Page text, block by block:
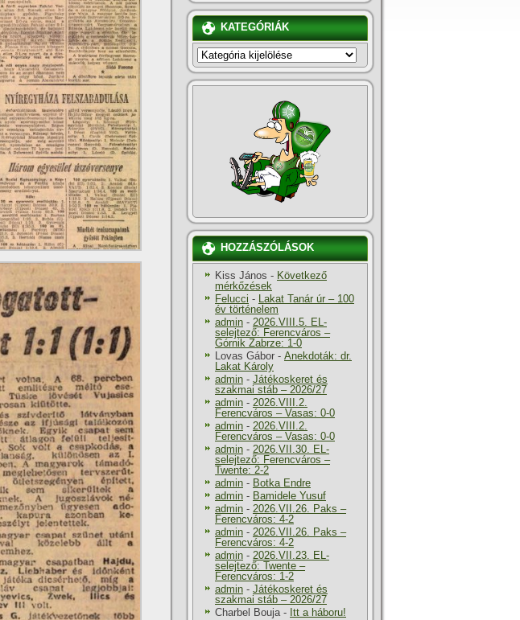
KATEGÓRIÁK
KATEGÓRIÁK
HOZZÁSZÓLÁSOK
Kiss János - Következő
mérkőzések
Felucci - Lakat Tanár úr – 100
év történelem
admin - 2026.VIII.5. EL-
selejtező: Ferencváros –
Górnik Zabrze: 1-0
Lovas Gábor - Anekdoták: dr.
Lakat Károly
admin - Játékoskeret és
szakmai stáb – 2026/27
admin - 2026.VIII.2.
Ferencváros – Vasas: 0-0
admin - 2026.VIII.2.
Ferencváros – Vasas: 0-0
admin - 2026.VII.30. EL-
selejtező: Ferencváros –
Twente: 2-2
admin - Botka Endre
admin - Bamidele Yusuf
admin - 2026.VII.26. Paks –
Ferencváros: 4-2
admin - 2026.VII.26. Paks –
Ferencváros: 4-2
admin - 2026.VII.23. EL-
selejtező: Twente –
Ferencváros: 1-2
admin - Játékoskeret és
szakmai stáb – 2026/27
Charbel Bouja- Itt a háboru!